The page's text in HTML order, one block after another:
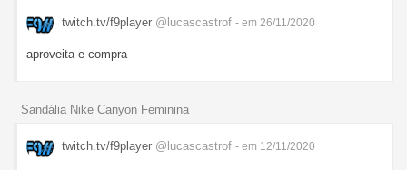
twitch.tv/f9player @lucascastrof - em 26/11/2020
aproveita e compra
Sandália Nike Canyon Feminina
twitch.tv/f9player @lucascastrof - em 12/11/2020